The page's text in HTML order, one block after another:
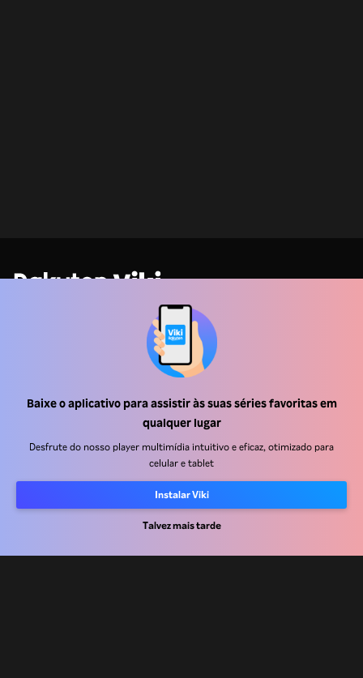
Baixe o aplicativo para assistir às suas séries favoritas em
qualquer lugar
Desfrute do nosso player multimídia intuitivo e eficaz, otimizado para
celular e tablet
Instalar Viki
Talvez mais tarde
Anunciantes
Central de imprensa
Termos de uso